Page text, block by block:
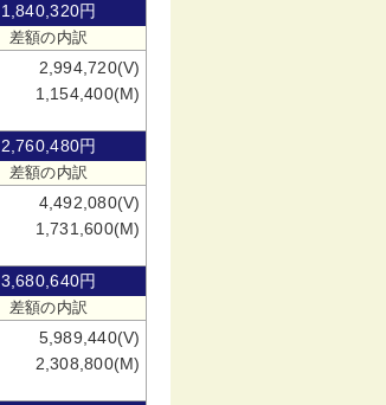
1,840,320円
差額の内訳
2,994,720(V)
1,154,400(M)
2,760,480円
差額の内訳
4,492,080(V)
1,731,600(M)
3,680,640円
差額の内訳
5,989,440(V)
2,308,800(M)